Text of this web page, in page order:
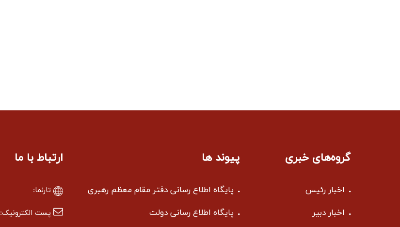
گروه‌های خبری
اخبار رئیس
اخبار دبیر
پیوند ها
پایگاه اطلاع رسانی دفتر مقام معظم رهبری
پایگاه اطلاع رسانی دولت
ارتباط با ما
تارنما:
پست الکترونیک: